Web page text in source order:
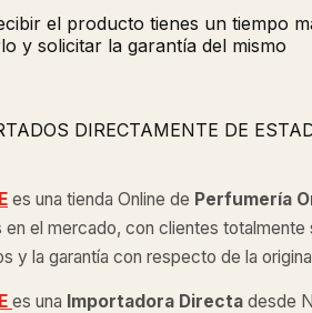
el producto tienes un tiempo
y solicitar la garantía del mismo
DIRECTAMENTE DE
es una tienda Online de Perfumería
en el mercado, con clientes
y la garantía con respecto de la
es una Importadora Directa desde